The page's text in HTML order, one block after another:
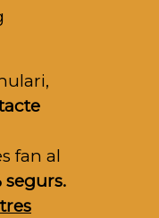
fan al
segurs.